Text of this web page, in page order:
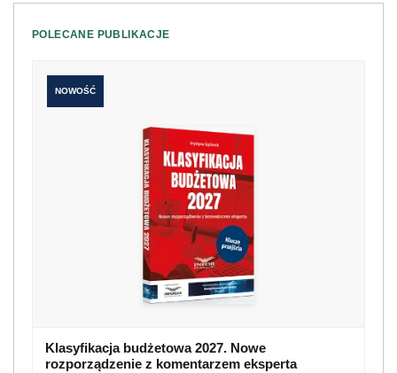
POLECANE PUBLIKACJE
NOWOŚĆ
Klasyfikacja budżetowa 2027. Nowe
rozporządzenie z komentarzem eksperta